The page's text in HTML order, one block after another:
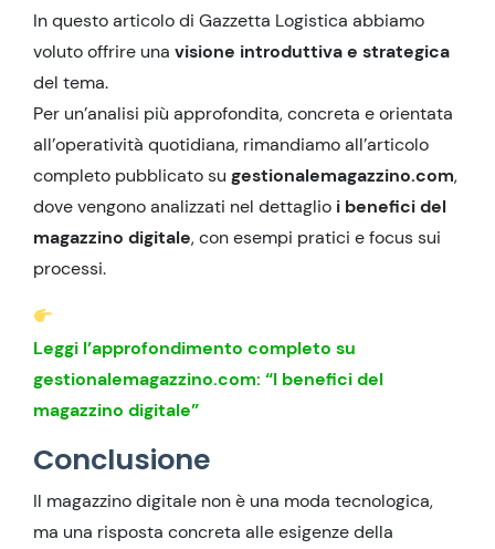
In questo articolo di Gazzetta Logistica abbiamo
voluto offrire una visione introduttiva e strategica
del tema.
Per un’analisi più approfondita, concreta e orientata
all’operatività quotidiana, rimandiamo all’articolo
completo pubblicato su gestionalemagazzino.com,
dove vengono analizzati nel dettaglio i benefici del
magazzino digitale, con esempi pratici e focus sui
processi.
Leggi l’approfondimento completo su
gestionalemagazzino.com: “I benefici del
magazzino digitale”
Conclusione
Il magazzino digitale non è una moda tecnologica,
ma una risposta concreta alle esigenze della